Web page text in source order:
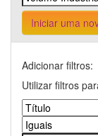
Iniciar uma
Adicionar filtros:
Utilizar filtros